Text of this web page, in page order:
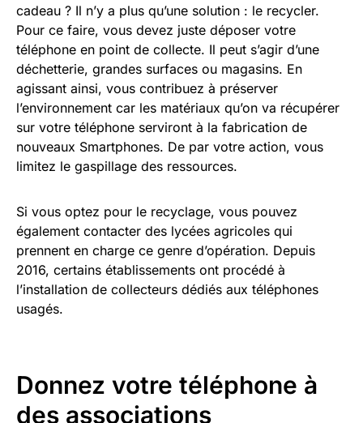
cadeau ? Il n’y a plus qu’une solution : le recycler.
Pour ce faire, vous devez juste déposer votre
téléphone en point de collecte. Il peut s’agir d’une
déchetterie, grandes surfaces ou magasins. En
agissant ainsi, vous contribuez à préserver
l’environnement car les matériaux qu’on va récupérer
sur votre téléphone serviront à la fabrication de
nouveaux Smartphones. De par votre action, vous
limitez le gaspillage des ressources.
Si vous optez pour le recyclage, vous pouvez
également contacter des lycées agricoles qui
prennent en charge ce genre d’opération. Depuis
2016, certains établissements ont procédé à
l’installation de collecteurs dédiés aux téléphones
usagés.
Donnez votre téléphone à
des associations